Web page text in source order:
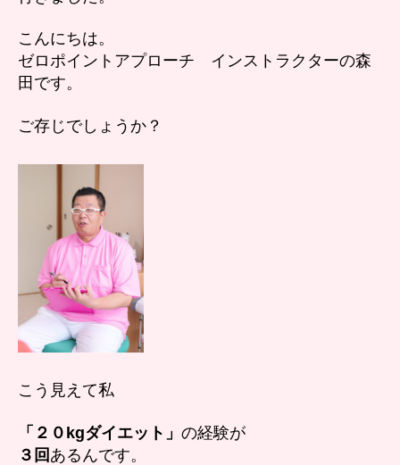
へ
こんにちは。
ゼロポイントアプローチ インストラクターの森
田です。
ご存じでしょうか？
こう見えて私
「２０kgダイエット」 の経験が
３回 あるんです。